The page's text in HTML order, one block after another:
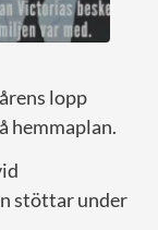
lopp
hemmaplan.
stöttar under